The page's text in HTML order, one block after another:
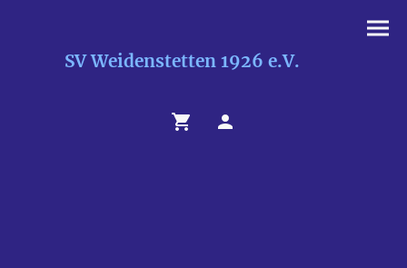
SV Weidenstetten 1926 e.V.